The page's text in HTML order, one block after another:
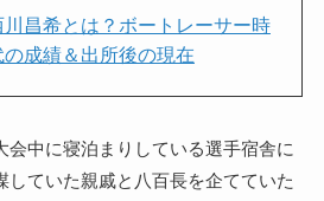
川昌希とは？ボートレーサー時
の成績＆出所後の現在
会中に寝泊まりしている選手宿舎に
していた親戚と八百長を企てていた